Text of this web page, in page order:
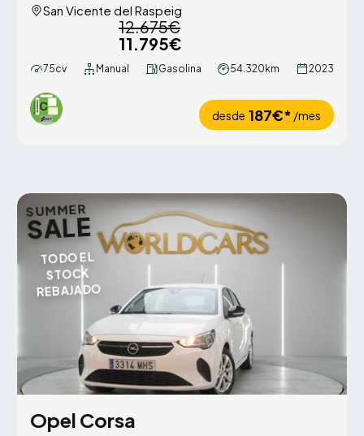
San Vicente del Raspeig
12.675€
11.795€
75cv Manual Gasolina 54.320km 2023
desde 187€* /mes
SUMMER
SALE
TODO EL
STOCK
REBAJADO
Opel Corsa